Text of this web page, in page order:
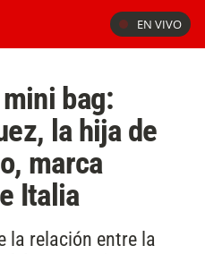
EN VIVO
bag:
la hija de
marca
Italia
la relación entre la